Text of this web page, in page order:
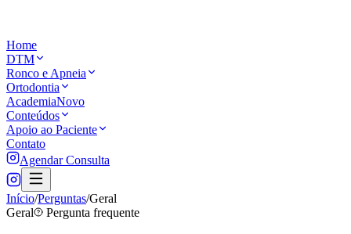
Home
DTM
Ronco e Apneia
Ortodontia
AcademiaNovo
Conteúdos
Apoio ao Paciente
Contato
Agendar Consulta
Início/Perguntas/Geral
Geral
Pergunta frequente